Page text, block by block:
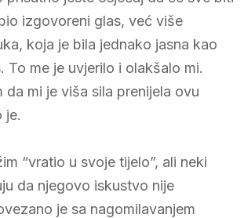
izgovoreni glas, već više
koja je bila jednako jasna kao
To me je uvjerilo i olakšalo mi.
da mi je viša sila prenijela ovu
je.
“vratio u svoje tijelo”, ali neki
da njegovo iskustvo nije
je sa nagomilavanjem